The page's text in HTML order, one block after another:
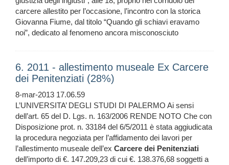
carcere allestito per l’occasione, l’incontro con la storica
Giovanna Fiume, dal titolo “Quando gli schiavi eravamo
noi”, dedicato al fenomeno ancora misconosciuto
6. 2011 - allestimento museale Ex Carcere
dei Penitenziati (28%)
8-mar-2013 17.06.59
L’UNIVERSITA’ DEGLI STUDI DI PALERMO Ai sensi
dell’art. 65 del D. Lgs. n. 163/2006 RENDE NOTO Che con
Disposizione prot. n. 33184 del 6/5/2011 è stata aggiudicata
la procedura negoziata per l’affidamento dei lavori per
l’allestimento museale dell’ex Carcere dei Penitenziati
dell’importo di €. 147.209,23 di cui €. 138.376,68 soggetti a